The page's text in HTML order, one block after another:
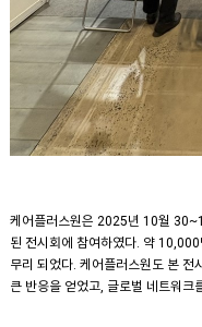
케어플러스원은 2025년 10월
된 전시회에 참여하였다. 약
무리 되었다. 케어플러스원도 본 전
큰 반응을 얻었고, 글로벌 네트워크